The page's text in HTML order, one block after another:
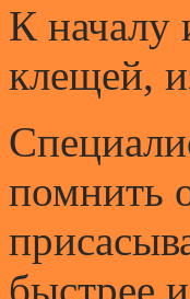
К началу
клещей,
помнить
быстрее